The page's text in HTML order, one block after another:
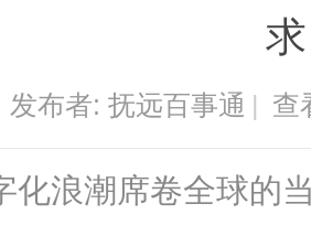
求
发布者: 抚远百事通 | 查
化浪潮席卷全球的